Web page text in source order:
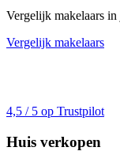
Vergelijk makelaars in
Vergelijk makelaars
4,5 / 5 op Trustpilot
Huis verkopen